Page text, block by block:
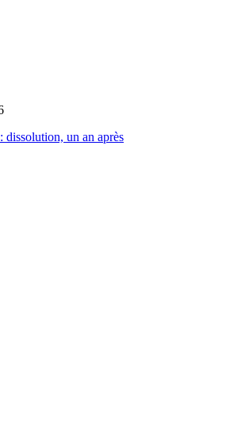
dissolution, un an après